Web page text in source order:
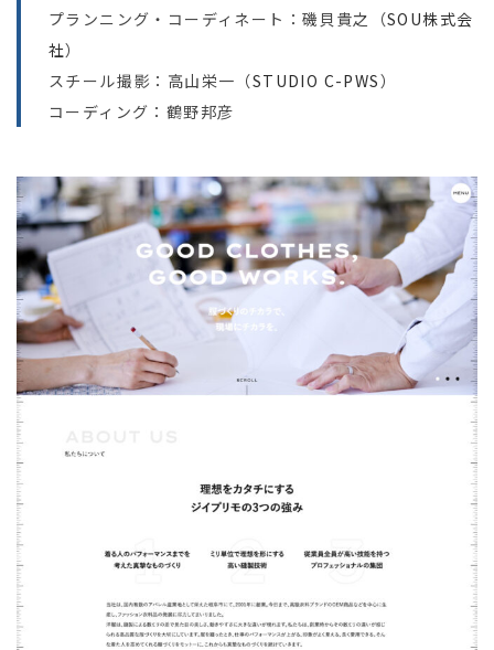
プランニング・コーディネート：磯貝貴之（SOU株式会
社）
スチール撮影：高山栄一（STUDIO C-PWS）
コーディング：鶴野邦彦